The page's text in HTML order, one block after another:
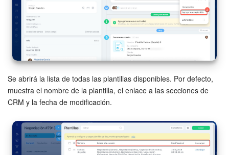
Contact center
CRM Analytics
BI Builder
Sitios web
Se abrirá la lista de todas las plantillas disponibles. Por defecto,
muestra el nombre de la plantilla, el enlace a las secciones de
CRM y la fecha de modificación.